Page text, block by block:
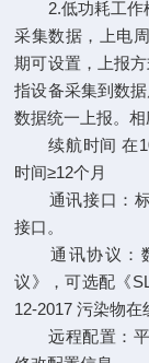
2.低功耗工作模
采集数据，上电
期可设置，上报
指设备采集到数
数据统一上报。相
续航时间 在10
时间≥12个月
通讯接口：标
接口。
通讯协议：数
议》，可选配《
12-2017 污染物在
远程配置：平